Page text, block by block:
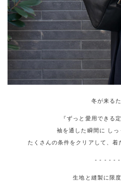
冬が来る
『ずっと愛用できる
袖を通した瞬間に しっ
たくさんの条件をクリアして、着
- - - - -
生地と縫製に限